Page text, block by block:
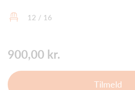
12 / 16
900,00 kr.
Tilmeld